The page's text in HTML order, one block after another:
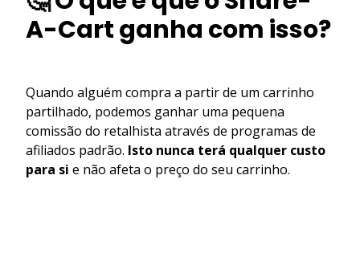
A-Cart ganha com isso?
Quando alguém compra a partir de um carrinho
partilhado, podemos ganhar uma pequena
comissão do retalhista através de programas de
afiliados padrão. Isto nunca terá qualquer custo
para si e não afeta o preço do seu carrinho.